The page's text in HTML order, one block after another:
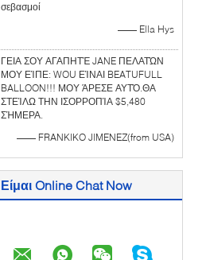
σεβασμοί
—— Ella Hys
ΓΕΙΑ ΣΟΥ ΑΓΑΠΗΤΈ JANE ΠΕΛΑΤΏΝ
ΜΟΥ ΕΊΠΕ: WOU ΕΊΝΑΙ BEATUFULL
BALLOON!!! ΜΟΥ ΆΡΕΣΕ ΑΥΤΌ.ΘΑ
ΣΤΕΊΛΩ ΤΗΝ ΙΣΟΡΡΟΠΊΑ $5,480
ΣΉΜΕΡΑ.
—— FRANKIKO JIMENEZ(from USA)
Είμαι Online Chat Now